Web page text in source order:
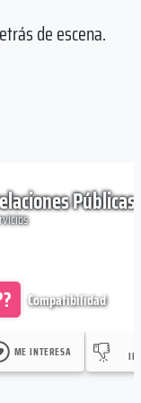
de escena.
Públicas
Compatibilidad
ME INTERESA